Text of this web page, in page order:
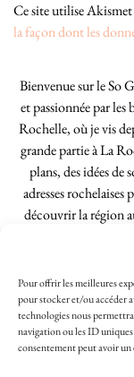
Pour offrir les meilleures
pour stocker et/ou accéder
technologies nous
navigation ou les ID
consentement peut avoir
Ce site utilise
la façon dont les
Bienvenue sur le So
et passionnée par les
Rochelle, où je vis
grande partie à La
plans, des idées de
adresses
découvrir la région
Rochelle, tenu par
soyez Rochelais·e
articles vous